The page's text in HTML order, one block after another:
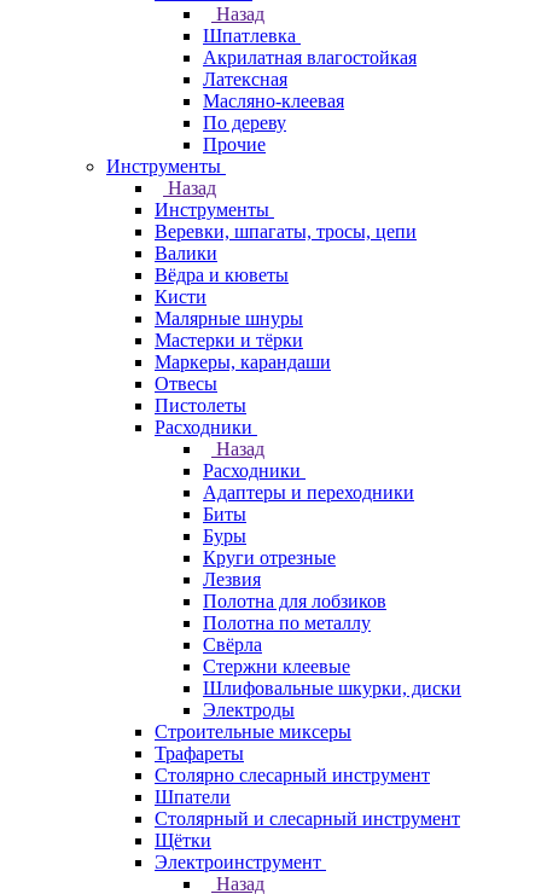
Назад
Шпатлевка
Акрилатная влагостойкая
Латексная
Масляно-клеевая
По дереву
Прочие
Инструменты
Назад
Инструменты
Веревки, шпагаты, тросы, цепи
Валики
Вёдра и кюветы
Кисти
Малярные шнуры
Мастерки и тёрки
Маркеры, карандаши
Отвесы
Пистолеты
Расходники
Назад
Расходники
Адаптеры и переходники
Биты
Буры
Круги отрезные
Лезвия
Полотна для лобзиков
Полотна по металлу
Свёрла
Стержни клеевые
Шлифовальные шкурки, диски
Электроды
Строительные миксеры
Трафареты
Столярно слесарный инструмент
Шпатели
Столярный и слесарный инструмент
Щётки
Электроинструмент
Назад